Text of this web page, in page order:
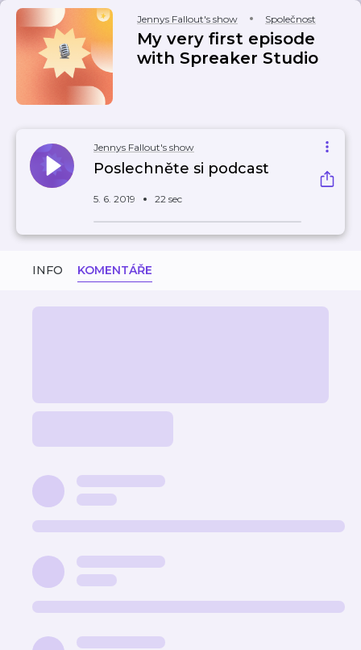
Jennys Fallout's show Společnost
My very first episode
with Spreaker Studio
Jennys Fallout's show
Poslechněte si podcast
5. 6. 2019 22 sec
INFO KOMENTÁŘE